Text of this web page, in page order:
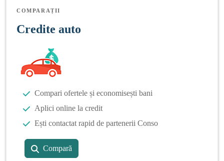
COMPARAȚII
Credite auto
Compari ofertele și economisești bani
Aplici online la credit
Ești contactat rapid de partenerii Conso
Compară